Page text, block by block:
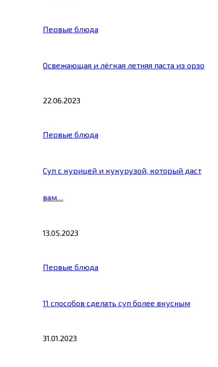
Первые блюда
Освежающая и лёгкая летняя паста из орзо
22.06.2023
Первые блюда
Суп с курицей и кукурузой, который даст
вам…
13.05.2023
Первые блюда
11 способов сделать суп более вкусным
31.01.2023